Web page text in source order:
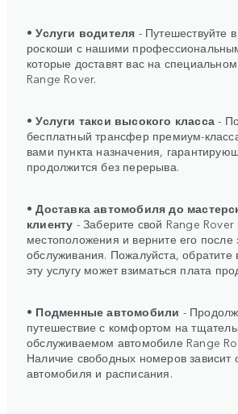
•Услуги водителя - Путешествуйте
роскоши с нашими
которые доставят вас на
Range Rover.
•Услуги такси высокого класса -
бесплатный трансфер премиум-
вами пункта назначения,
продолжится без перерыва.
•Доставка автомобиля до
клиенту - Заберите свой Range Rover
местоположения и верните его
обслуживания. Пожалуйста, обратите
эту услугу может взиматься плата
• Подменные автомобили -
путешествие с комфортом на
обслуживаемом автомобиле Range
Наличие свободных номеров зависит
автомобиля и расписания.